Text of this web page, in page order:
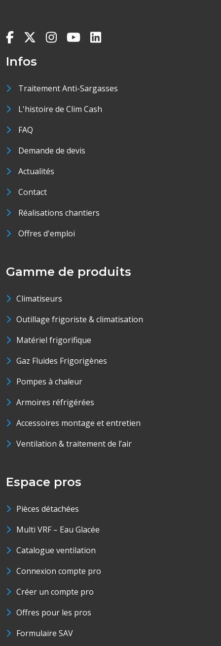
Infos
Traitement Anti-Sargasses
L'histoire de Clim Cash
FAQ
Demande de devis
Actualités
Contact
Réalisations chantiers
Offres d'emploi
Gamme de produits
Climatiseurs
Outillage frigoriste & climatisation
Matériel frigorifique
Gaz Fluides Frigorigènes
Pompes à chaleur
Armoires réfrigérées
Accessoires montage et entretien
Ventilation & traitement de l’air
Espace pros
Pièces détachées
Multi VRF – Eau Glacée
Catalogue ventilation
Connexion compte pro
Créer un compte pro
Offres pour les pros
Formulaire SAV